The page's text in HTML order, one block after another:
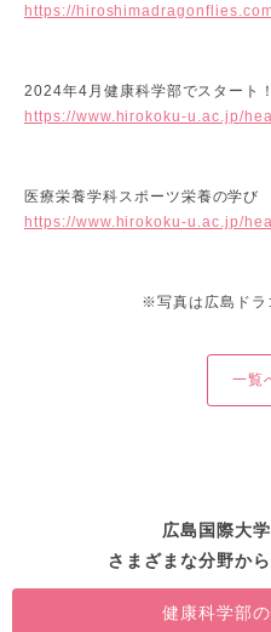
https://
2024年4月健康科学部でスタート
https://www.hirokoku-u.ac.jp/
医療栄養学科スポーツ栄養の学び
https://www.hirokoku-u.ac.jp/
※写真は広島ドラ
一覧
広島国際大
さまざまな分野か
健康科学部